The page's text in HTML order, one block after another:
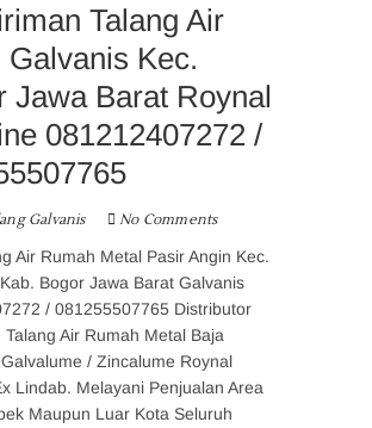
Talang Air
Galvanis Kec.
Jawa Barat Roynal
081212407272 /
Galvanis No Comments
Air Rumah Metal Pasir Angin Kec.
Bogor Jawa Barat Galvanis
/ 081255507765 Distributor
Talang Air Rumah Metal Baja
/ Zincalume Roynal
Lindab. Melayani Penjualan Area
Maupun Luar Kota Seluruh